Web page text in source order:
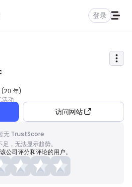
登录
(20 年)
活动
访问网站
无 TrustScore
足，无法显示趋势。
公司评分和评论的用户。